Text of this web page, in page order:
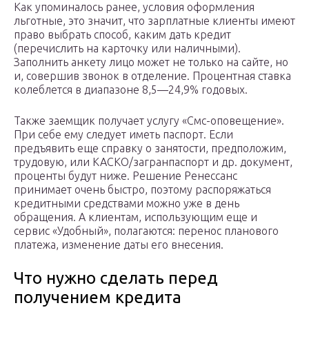
Как упоминалось ранее, условия оформления
льготные, это значит, что зарплатные клиенты имеют
право выбрать способ, каким дать кредит
(перечислить на карточку или наличными).
Заполнить анкету лицо может не только на сайте, но
и, совершив звонок в отделение. Процентная ставка
колеблется в диапазоне 8,5—24,9% годовых.
Также заемщик получает услугу «Смс-оповещение».
При себе ему следует иметь паспорт. Если
предъявить еще справку о занятости, предположим,
трудовую, или КАСКО/загранпаспорт и др. документ,
проценты будут ниже. Решение Ренессанс
принимает очень быстро, поэтому распоряжаться
кредитными средствами можно уже в день
обращения. А клиентам, использующим еще и
сервис «Удобный», полагаются: перенос планового
платежа, изменение даты его внесения.
Что нужно сделать перед
получением кредита